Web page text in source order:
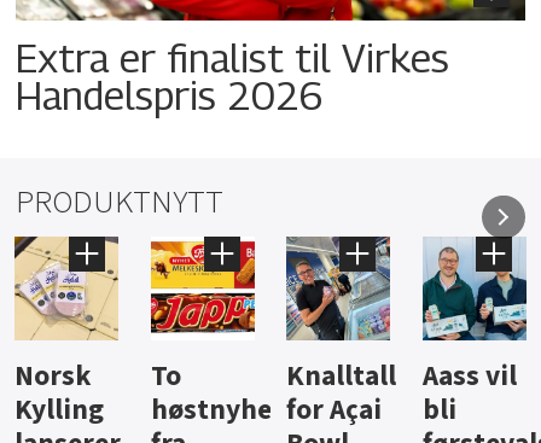
Extra er finalist til Virkes
Handelspris 2026
PRODUKTNYTT
Knalltall
for Açai
Aass vil
bli
Brus og
jus fra
Hard
iste fra